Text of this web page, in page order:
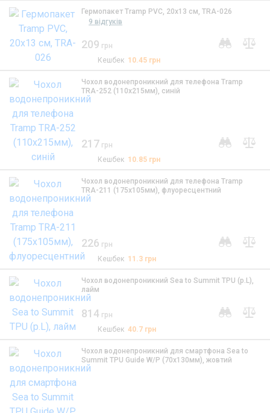
9 відгуків
Гермопакет Tramp PVC, 20x13 см, TRA-026
209 грн
Кешбек 10.45 грн
Чохол водонепроникний для телефона Tramp
TRA-252 (110x215мм), синій
217 грн
Кешбек 10.85 грн
Чохол водонепроникний для телефона Tramp
TRA-211 (175x105мм), флуоресцентний
226 грн
Кешбек 11.3 грн
Чохол водонепроникний Sea to Summit TPU (р.L),
лайм
814 грн
Кешбек40.7 грн
Чохол водонепроникний для смартфона Sea to
Summit TPU Guide W/P (70х130мм), жовтий